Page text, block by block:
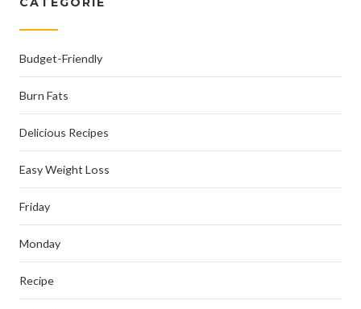
Budget-Friendly
Burn Fats
Delicious Recipes
Easy Weight Loss
Friday
Monday
Recipe